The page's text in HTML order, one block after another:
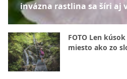
invázna rastlina sa šíri aj
FOTO Len
miesto ako zo